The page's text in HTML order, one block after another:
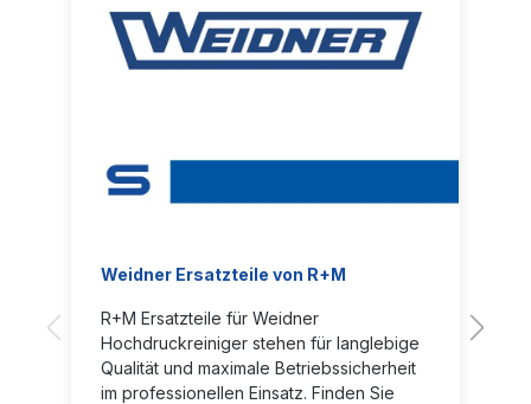
Weidner Ersatzteile von R+M
R+M Ersatzteile für Weidner
Hochdruckreiniger stehen für langlebige
Qualität und maximale Betriebssicherheit
im professionellen Einsatz. Finden Sie